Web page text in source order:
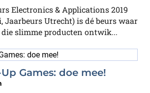
Electronics & Applications 2019
Jaarbeurs Utrecht) is dé beurs waar
die slimme producten ontwik...
Games: doe mee!